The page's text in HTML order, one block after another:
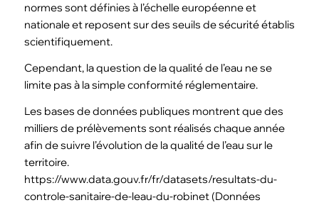
normes sont définies à l’échelle européenne et
nationale et reposent sur des seuils de sécurité établis
scientifiquement.
Cependant, la question de la qualité de l’eau ne se
limite pas à la simple conformité réglementaire.
Les bases de données publiques montrent que des
milliers de prélèvements sont réalisés chaque année
afin de suivre l’évolution de la qualité de l’eau sur le
territoire.
https://www.data.gouv.fr/fr/datasets/resultats-du-
controle-sanitaire-de-leau-du-robinet (Données